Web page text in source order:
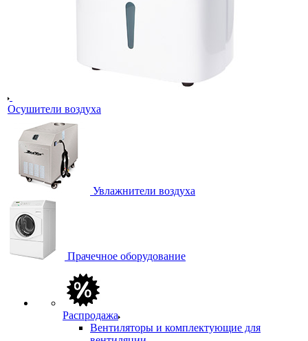
Осушители воздуха
Увлажнители воздуха
Прачечное оборудование
Распродажа
Вентиляторы и комплектующие для